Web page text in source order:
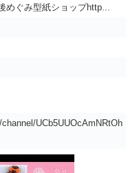
めぐみ型紙ショップhttp...
UCb5UUOcAmNRtOh